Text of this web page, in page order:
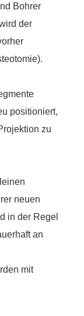
Bohrer
der
positioniert,
zu
neuen
in der Regel
an
mit